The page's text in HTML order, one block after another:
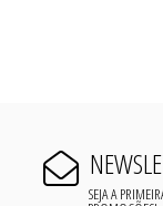
SEJA A